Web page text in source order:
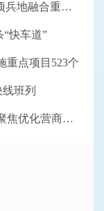
39.55亿投资21万亩灌区“解渴”！这项兵地融合重大水...
快车道”
重点项目523个
班列
昆玉市政协召开专题议政性常委会 聚焦优化营商环境